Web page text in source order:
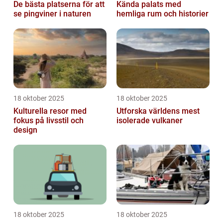
De bästa platserna för att
se pingviner i naturen
Kända palats med
hemliga rum och historier
18 oktober 2025
Kulturella resor med
fokus på livsstil och
design
18 oktober 2025
Utforska världens mest
isolerade vulkaner
18 oktober 2025 18 oktober 2025